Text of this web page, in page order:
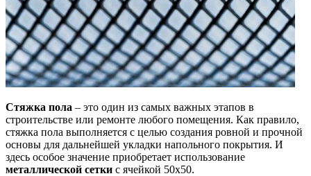
Стяжка пола – это один из самых важных этапов в
строительстве или ремонте любого помещения. Как правило,
стяжка пола выполняется с целью создания ровной и прочной
основы для дальнейшей укладки напольного покрытия. И
здесь особое значение приобретает использование
металлической сетки с ячейкой 50х50.